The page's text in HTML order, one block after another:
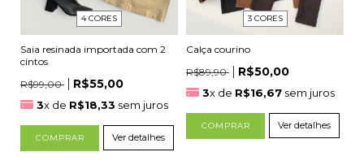
4 CORES
Saia resinada importada com 2
cintos
R$99,00
R$55,00
3x de R$18,33 sem juros
COMPRAR Ver detalhes
3 CORES
Calça courino
R$89,90
R$50,00
3x de R$16,67 sem juros
COMPRAR Ver detalhes